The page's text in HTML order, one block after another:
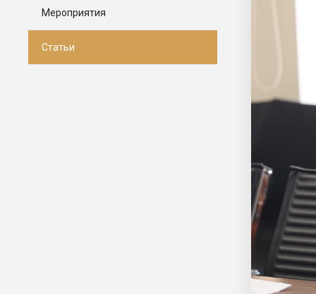
Мероприятия
Статьи